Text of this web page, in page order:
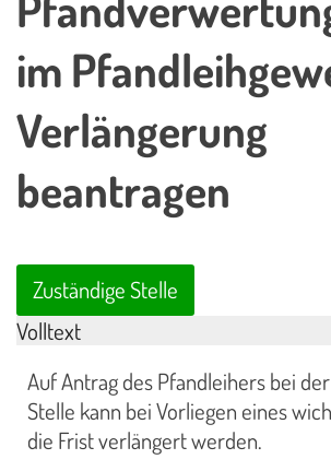
im
Verlängerung
beantragen
Zuständige Stelle
Volltext
Auf Antrag des Pfandleihers bei
Stelle kann bei Vorliegen eines
die Frist verlängert werden.